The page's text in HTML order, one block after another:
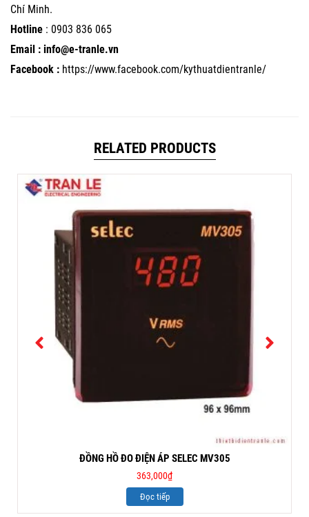
Chí Minh.
Hotline : 0903 836 065
Email : info@e-tranle.vn
Facebook : https://www.facebook.com/kythuatdientranle/
RELATED PRODUCTS
ĐỒNG HỒ ĐO ĐIỆN ÁP SELEC MV305
363,000₫
Đọc tiếp